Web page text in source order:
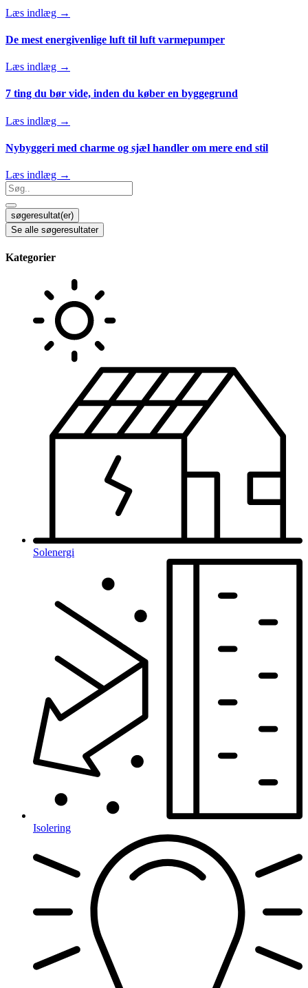
Læs indlæg →
De mest energivenlige luft til luft varmepumper
Læs indlæg →
7 ting du bør vide, inden du køber en byggegrund
Læs indlæg →
Nybyggeri med charme og sjæl handler om mere end stil
Læs indlæg →
Search
...
søgeresultat(er)
Se alle søgeresultater
Kategorier
Solenergi
Isolering